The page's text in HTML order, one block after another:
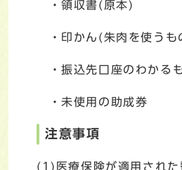
・領収書(原本)
・印かん(朱肉を使うも
・振込先口座のわかる
・未使用の助成券
注意事項
(1)医療保険が適用された